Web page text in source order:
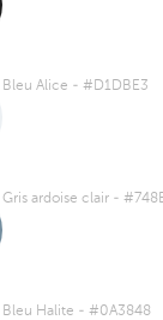
Bleu Alice - #D1DBE3
Gris ardoise clair -
Bleu Halite - #0A3848